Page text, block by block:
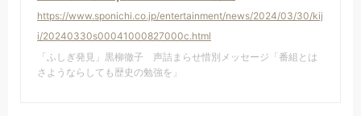
https://www.sponichi.co.jp/entertainment/news/2024/03/30/kij
i/20240330s00041000827000c.html
「ふしぎ発見」黒柳徹子 声詰まらせ惜別メッセージ「番組とは
さようならしても歴史の勉強を」